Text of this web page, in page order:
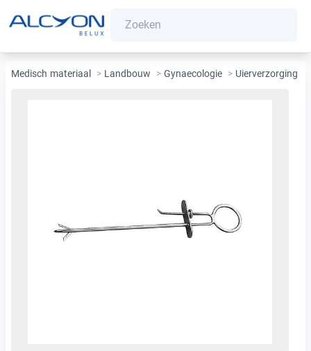
Medisch materiaal > Landbouw > Gynaecologie > Uierverzorging